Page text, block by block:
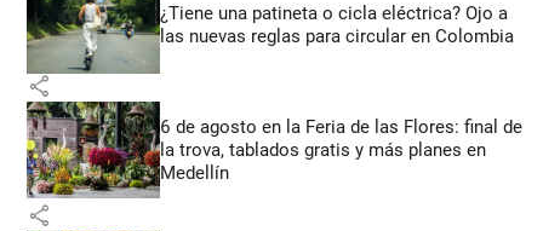
¿Tiene una patineta o cicla eléctrica? Ojo a
las nuevas reglas para circular en Colombia
share
6 de agosto en la Feria de las Flores: final de
la trova, tablados gratis y más planes en
Medellín
share